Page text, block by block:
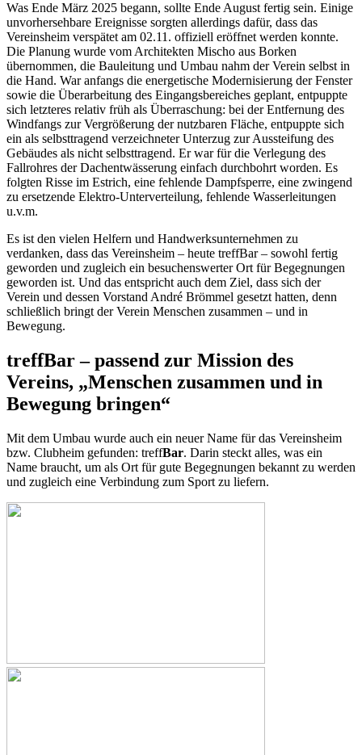
Was Ende März 2025 begann, sollte Ende August fertig sein. Einige
unvorhersehbare Ereignisse sorgten allerdings dafür, dass das
Vereinsheim verspätet am 02.11. offiziell eröffnet werden konnte.
Die Planung wurde vom Architekten Mischo aus Borken
übernommen, die Bauleitung und Umbau nahm der Verein selbst in
die Hand. War anfangs die energetische Modernisierung der Fenster
sowie die Überarbeitung des Eingangsbereiches geplant, entpuppte
sich letzteres relativ früh als Überraschung: bei der Entfernung des
Windfangs zur Vergrößerung der nutzbaren Fläche, entpuppte sich
ein als selbsttragend verzeichneter Unterzug zur Aussteifung des
Gebäudes als nicht selbsttragend. Er war für die Verlegung des
Fallrohres der Dachentwässerung einfach durchbohrt worden. Es
folgten Risse im Estrich, eine fehlende Dampfsperre, eine zwingend
zu ersetzende Elektro-Unterverteilung, fehlende Wasserleitungen
u.v.m.
Es ist den vielen Helfern und Handwerksunternehmen zu
verdanken, dass das Vereinsheim – heute treffBar – sowohl fertig
geworden und zugleich ein besuchenswerter Ort für Begegnungen
geworden ist. Und das entspricht auch dem Ziel, dass sich der
Verein und dessen Vorstand André Brömmel gesetzt hatten, denn
schließlich bringt der Verein Menschen zusammen – und in
Bewegung.
treffBar – passend zur Mission des
Vereins, „Menschen zusammen und in
Bewegung bringen“
Mit dem Umbau wurde auch ein neuer Name für das Vereinsheim
bzw. Clubheim gefunden: treffBar. Darin steckt alles, was ein
Name braucht, um als Ort für gute Begegnungen bekannt zu werden
und zugleich eine Verbindung zum Sport zu liefern.